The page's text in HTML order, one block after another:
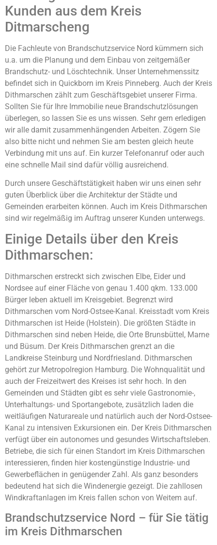
Kunden aus dem Kreis
Ditmarscheng
Die Fachleute von Brandschutzservice Nord kümmern sich
u.a. um die Planung und dem Einbau von zeitgemäßer
Brandschutz- und Löschtechnik. Unser Unternehmenssitz
befindet sich in Quickborn im Kreis Pinneberg. Auch der Kreis
Dithmarschen zählt zum Geschäftsgebiet unserer Firma.
Sollten Sie für Ihre Immobilie neue Brandschutzlösungen
überlegen, so lassen Sie es uns wissen. Sehr gern erledigen
wir alle damit zusammenhängenden Arbeiten. Zögern Sie
also bitte nicht und nehmen Sie am besten gleich heute
Verbindung mit uns auf. Ein kurzer Telefonanruf oder auch
eine schnelle Mail sind dafür völlig ausreichend.
Durch unsere Geschäftstätigkeit haben wir uns einen sehr
guten Überblick über die Architektur der Städte und
Gemeinden erarbeiten können. Auch im Kreis Dithmarschen
sind wir regelmäßig im Auftrag unserer Kunden unterwegs.
Einige Details über den Kreis
Dithmarschen:
Dithmarschen erstreckt sich zwischen Elbe, Eider und
Nordsee auf einer Fläche von genau 1.400 qkm. 133.000
Bürger leben aktuell im Kreisgebiet. Begrenzt wird
Dithmarschen vom Nord-Ostsee-Kanal. Kreisstadt vom Kreis
Dithmarschen ist Heide (Holstein). Die größten Städte in
Dithmarschen sind neben Heide, die Orte Brunsbüttel, Marne
und Büsum. Der Kreis Dithmarschen grenzt an die
Landkreise Steinburg und Nordfriesland. Dithmarschen
gehört zur Metropolregion Hamburg. Die Wohnqualität und
auch der Freizeitwert des Kreises ist sehr hoch. In den
Gemeinden und Städten gibt es sehr viele Gastronomie-,
Unterhaltungs- und Sportangebote, zusätzlich laden die
weitläufigen Naturareale und natürlich auch der Nord-Ostsee-
Kanal zu intensiven Exkursionen ein. Der Kreis Dithmarschen
verfügt über ein autonomes und gesundes Wirtschaftsleben.
Betriebe, die sich für einen Standort im Kreis Dithmarschen
interessieren, finden hier kostengünstige Industrie- und
Gewerbeflächen in genügender Zahl. Als ganz besonders
bedeutend hat sich die Windenergie gezeigt. Die zahllosen
Windkraftanlagen im Kreis fallen schon von Weitem auf.
Brandschutzservice Nord – für Sie tätig
im Kreis Dithmarschen